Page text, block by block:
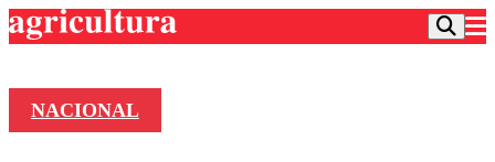
NACIONAL